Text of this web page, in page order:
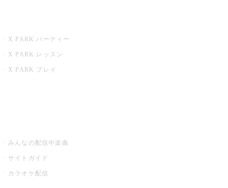
X PARK パーティー
X PARK レッスン
X PARK プレイ
みんなの配信中楽曲
サイトガイド
カラオケ配信